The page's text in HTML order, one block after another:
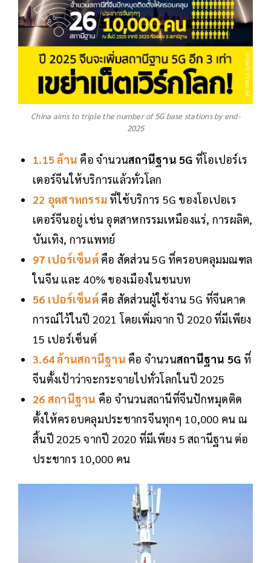
China aims to triple the number of 5G base stations by end-
2025
1.15 ล้าน คือ จำนวนสถานีฐาน 5G ที่โอเปอร์เร
เตอร์จีนให้บริการแล้วทั่วโลก
22 อุตสาหกรรม ที่ใช้บริการ 5G ของโอเปอเร
เตอร์จีนอยู่ เช่น อุตสาหกรรมเหมืองแร่, การผลิต,
บันเทิง, การแพทย์
97 เปอร์เซ็นต์ คือ สัดส่วน 5G ที่ครอบคลุมมณฑล
ในจีน และ 40% ของเมืองในชนบท
56 เปอร์เซ็นต์คือ สัดส่วนผู้ใช้งาน 5G ที่จีนคาด
การณ์ไว้ในปี 2021 โดยเพิ่มจาก ปี 2020 ที่มีเพียง
15 เปอร์เซ็นต์
3.64 ล้านสถานีฐาน คือ จำนวนสถานีฐาน 5G ที่
จีนตั้งเป้าว่าจะกระจายไปทั่วโลกในปี 2025
26 สถานีฐาน คือ จำนวนสถานีที่จีนปักหมุดติด
ตั้งให้ครอบคลุมประชากรจีนทุกๆ 10,000 คน ณ
สิ้นปี 2025 จากปี 2020 ที่มีเพียง 5 สถานีฐาน ต่อ
ประชากร 10,000 คน